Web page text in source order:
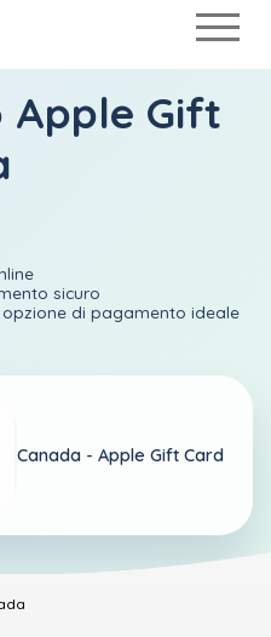
Apple Gift
sicuro
di pagamento ideale
Canada - Apple Gift Card